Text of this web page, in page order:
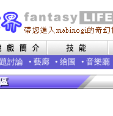
討論 • 藝廊 • 繪圖 • 音樂廳